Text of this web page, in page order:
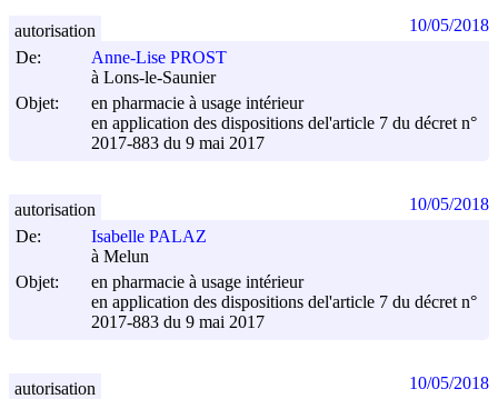
De:
Anne-Lise PROST
à Lons-le-Saunier
Objet:
en pharmacie à usage intérieur
en application des dispositions del'article 7 du décret n°
2017-883 du 9 mai 2017
autorisation 10/05/2018
De:
Isabelle PALAZ
à Melun
Objet:
en pharmacie à usage intérieur
en application des dispositions del'article 7 du décret n°
2017-883 du 9 mai 2017
autorisation 10/05/2018
autorisation 10/05/2018